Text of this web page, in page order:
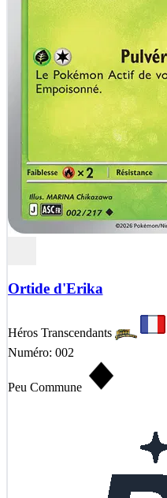
Ortide d'Erika
Héros Transcendants
Numéro: 002
Peu Commune